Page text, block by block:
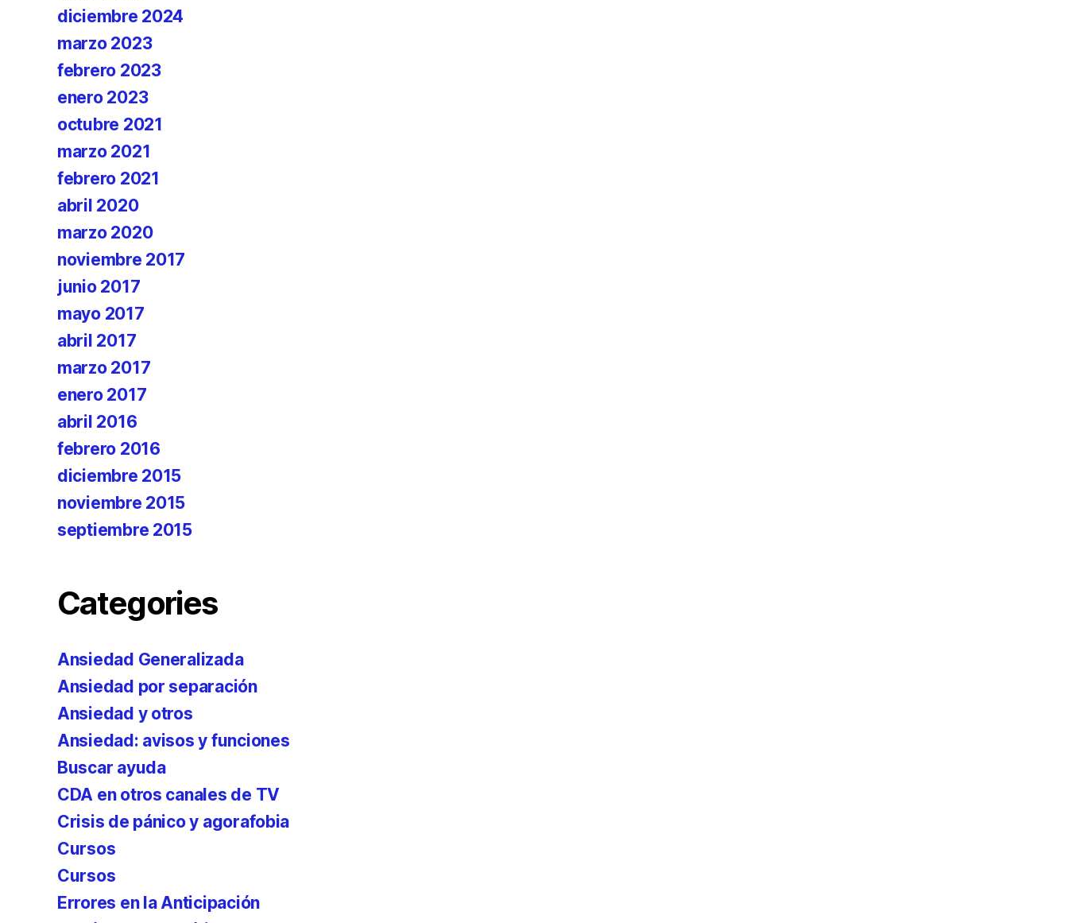
diciembre 2024
marzo 2023
febrero 2023
enero 2023
octubre 2021
marzo 2021
febrero 2021
abril 2020
marzo 2020
noviembre 2017
junio 2017
mayo 2017
abril 2017
marzo 2017
enero 2017
abril 2016
febrero 2016
diciembre 2015
noviembre 2015
septiembre 2015
Categories
Ansiedad Generalizada
Ansiedad por separación
Ansiedad y otros
Ansiedad: avisos y funciones
Buscar ayuda
CDA en otros canales de TV
Crisis de pánico y agorafobia
Cursos
Cursos
Errores en la Anticipación